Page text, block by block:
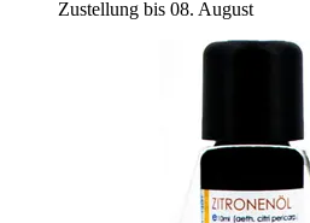
Zustellung bis 08. August